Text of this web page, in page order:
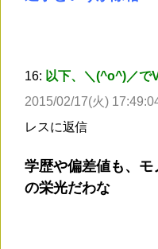
16: 以下、＼(^o^)／で
2015/02/17(火)
レスに返信
学歴や偏差値も、
の栄光だわな